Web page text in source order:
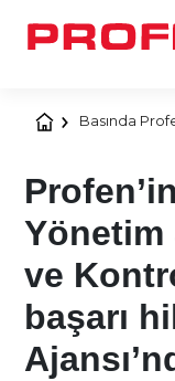
Basında
Yönetim
ve
başarı